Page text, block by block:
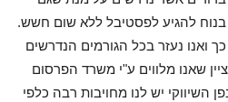
בנוח להגיע לפסטיבל ללא שום חשש.
ואנו נעזר בכל הגורמים הנדרשים
שאנו מלווים ע"י משרד הפרסום
השיווקי יש לנו מחויבות רבה כלפי